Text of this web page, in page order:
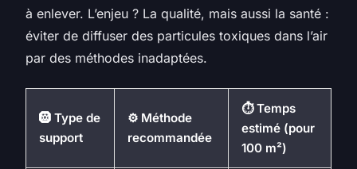
à enlever. L’enjeu ? La qualité, mais aussi la santé :
éviter de diffuser des particules toxiques dans l’air
par des méthodes inadaptées.
🛞 Type de
support
⚙️ Méthode
recommandée
⏱️ Temps
estimé (pour
100 m²)